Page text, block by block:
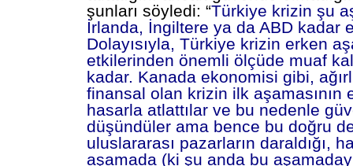
şunları söyledi: “Türkiye krizin şu
İrlanda, İngiltere ya da ABD kadar
Dolayısıyla, Türkiye krizin erken
etkilerinden önemli ölçüde muaf
kadar. Kanada ekonomisi gibi,
finansal olan krizin ilk aşamasının
hasarla atlattılar ve bu nedenle
düşündüler ama bence bu doğru
uluslararası pazarların daraldığı,
aşamada (ki şu anda bu